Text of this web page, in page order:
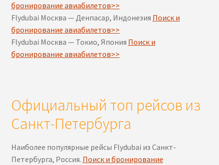
бронирование авиабилетов>>
Flydubai Москва — Денпасар, Индонезия Поиск и
бронирование авиабилетов>>
Flydubai Москва — Токио, Япония Поиск и
бронирование авиабилетов>>
Официальный топ рейсов из
Санкт-Петербурга
Наиболее популярные рейсы Flydubai из Санкт-
Петербурга, Россия. Поиск и бронирование